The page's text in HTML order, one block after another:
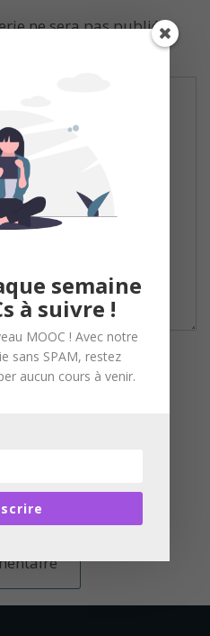
ne sera pas publiée.
indiqués avec
semaine
à suivre !
MOOC ! Avec notre
sans SPAM, restez
aucun cours à venir.